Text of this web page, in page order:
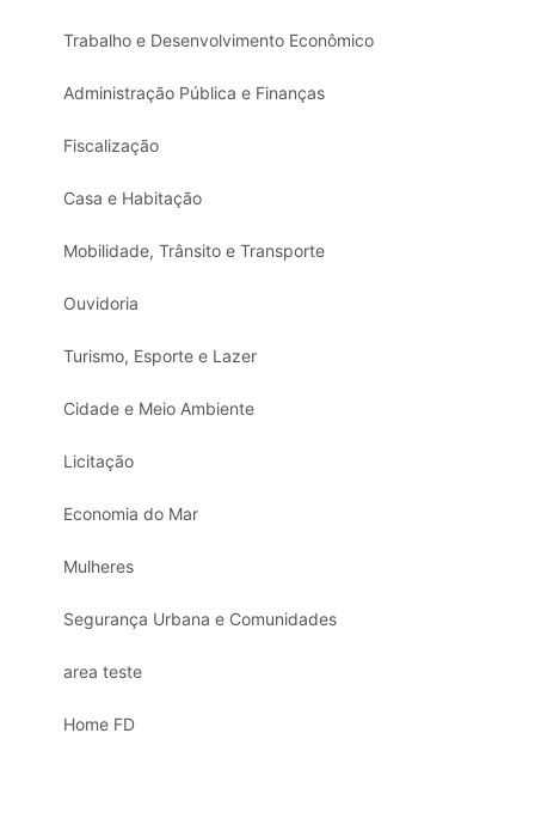
Trabalho e Desenvolvimento Econômico
Administração Pública e Finanças
Fiscalização
Casa e Habitação
Mobilidade, Trânsito e Transporte
Ouvidoria
Turismo, Esporte e Lazer
Cidade e Meio Ambiente
Licitação
Economia do Mar
Mulheres
Segurança Urbana e Comunidades
area teste
Home FD